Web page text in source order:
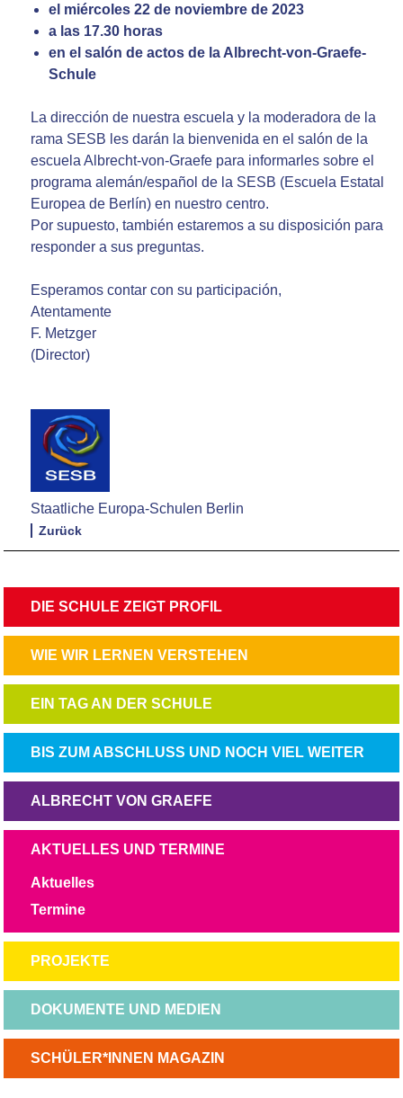
el miércoles 22 de noviembre de 2023
a las 17.30 horas
en el salón de actos de la Albrecht-von-Graefe-
Schule
La dirección de nuestra escuela y la moderadora de la
rama SESB les darán la bienvenida en el salón de la
escuela Albrecht-von-Graefe para informarles sobre el
programa alemán/español de la SESB (Escuela Estatal
Europea de Berlín) en nuestro centro.
Por supuesto, también estaremos a su disposición para
responder a sus preguntas.
Esperamos contar con su participación,
Atentamente
F. Metzger
(Director)
Staatliche Europa-Schulen Berlin
Zurück
NAVIGATION
ÜBERSPRINGEN
DIE SCHULE ZEIGT PROFIL
NAVIGATION
ÜBERSPRINGEN
WIE WIR LERNEN VERSTEHEN
NAVIGATION
ÜBERSPRINGEN
EIN TAG AN DER SCHULE
NAVIGATION
ÜBERSPRINGEN
BIS ZUM ABSCHLUSS UND NOCH VIEL WEITER
NAVIGATION
ÜBERSPRINGEN
ALBRECHT VON GRAEFE
NAVIGATION
AKTUELLES UND TERMINE
Aktuelles
Termine
NAVIGATION
ÜBERSPRINGEN
PROJEKTE
NAVIGATION
ÜBERSPRINGEN
DOKUMENTE UND MEDIEN
NAVIGATION
ÜBERSPRINGEN
SCHÜLER*INNEN MAGAZIN